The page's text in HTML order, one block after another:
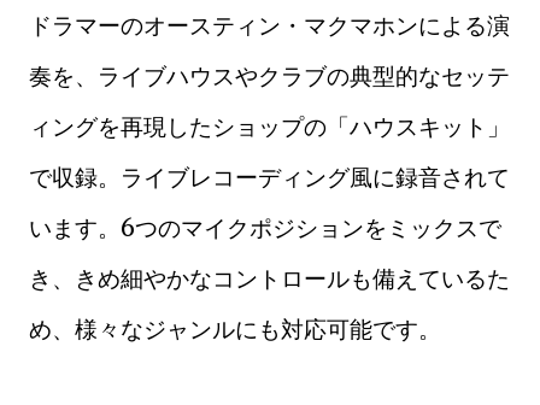
ドラマーのオースティン・マクマホンによる演
奏を、ライブハウスやクラブの典型的なセッテ
ィングを再現したショップの「ハウスキット」
で収録。ライブレコーディング風に録音されて
います。6つのマイクポジションをミックスで
き、きめ細やかなコントロールも備えているた
め、様々なジャンルにも対応可能です。